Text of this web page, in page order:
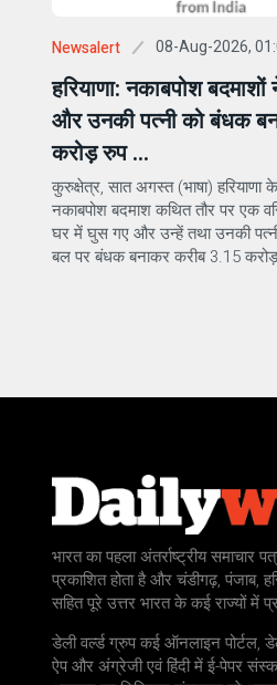
Newsalert 08-Aug-2026,
हरियाणा: नकाबपोश
और उनकी पत्नी को बंधक
करोड़ रुप ...
कुरुक्षेत्र, सात अगस्त (भाषा) हरियाणा
नकाबपोश बदमाश कथित तौर पर एक
घर में घुस गए और उन्हें तथा उनकी
बल पर बंधक बनाकर करीब 3.15
भारत का पहला अंतर्राष्ट्रीय समाचार
प्रकाशित होता है और चंडीगढ़, पंजाब,
सहित पूरे उत्तर भारत के कई राज्यों में
डेली वर्ल्ड ग्रुप कई ऑनलाइन पोर्टल,
ऐप और अंग्रेजी एवं हिंदी में ई-पेपर